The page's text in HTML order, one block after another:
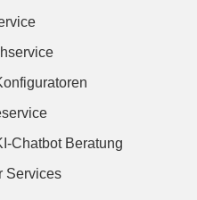
Chatbot Beratung
Services